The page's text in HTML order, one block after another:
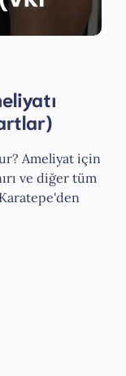
Ameliyat için
ve diğer tüm